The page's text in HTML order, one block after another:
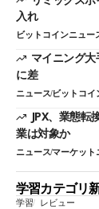
入れ
ビットコインニュー
マイニング
に差
ニュースビットコイ
JPX、業態
業は対象か
ニュースマーケット
学習カテゴリ
学習 レビュー